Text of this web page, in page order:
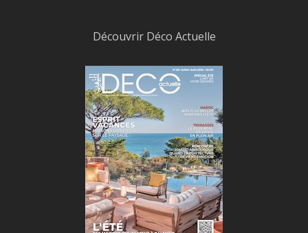
Découvrir Déco Actuelle